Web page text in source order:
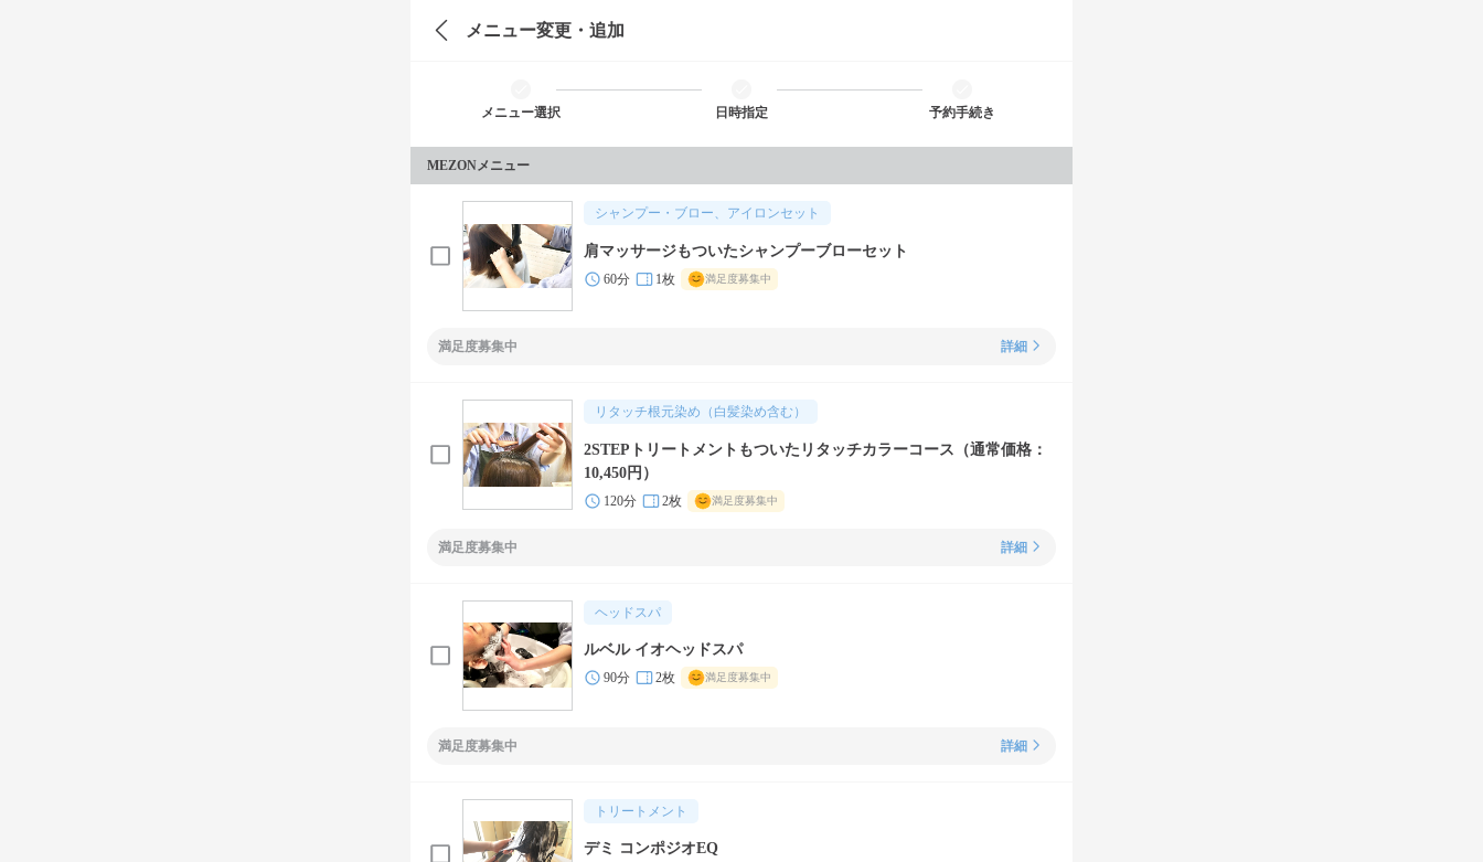
メニュー変更・追加
メニュー選択 日時指定 予約手続き
MEZONメニュー
シャンプー・ブロー、アイロンセット
肩マッサージもついたシャンプーブローセット
60分 1枚 満足度募集中
満足度募集中 詳細
リタッチ根元染め（白髪染め含む）
2STEPトリートメントもついたリタッチカラーコース（通常価格：
10,450円）
120分 2枚 満足度募集中
満足度募集中 詳細
ヘッドスパ
ルベル イオヘッドスパ
90分 2枚 満足度募集中
満足度募集中 詳細
トリートメント
デミ コンポジオEQ